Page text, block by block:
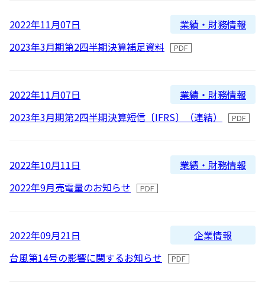
2022年11月07日
業績・財務情報
2023年3月期第2四半期決算補足資料
2022年11月07日
業績・財務情報
2023年3月期第2四半期決算短信〔IFRS〕（連結）
2022年10月11日
業績・財務情報
2022年9月売電量のお知らせ
2022年09月21日
企業情報
台風第14号の影響に関するお知らせ